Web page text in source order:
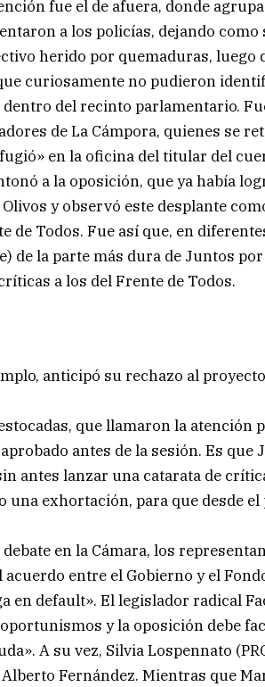
fue el de afuera, donde
a los policías, dejando
herido por quemaduras,
curiosamente no pudieron
del recinto parlamentario.
de La Cámpora, quienes se
en la oficina del titular del
a la oposición, que ya había
y observó este desplante
de Todos. Fue así que, en
de la parte más dura de Juntos
a los del Frente de Todos.
anticipó su rechazo al
que llamaron la atención
antes de la sesión. Es
antes lanzar una catarata de
una exhortación, para que desde
en la Cámara, los
acuerdo entre el Gobierno y el
en default». El legislador radical
y la oposición debe
A su vez, Silvia Lospennato
Fernández. Mientras que